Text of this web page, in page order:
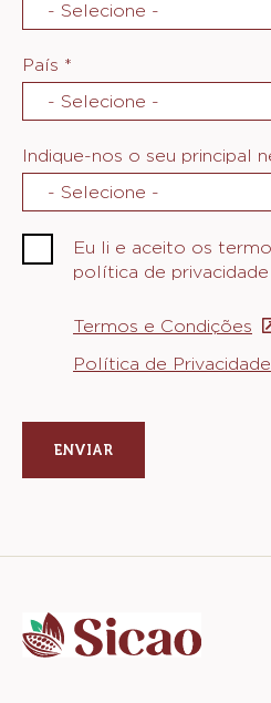
País *
Indique-nos o seu principal
Eu li e aceito os
política de privacidade
Termos e Condições
Política de Privacidade
info